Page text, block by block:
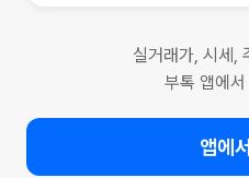
실거래가, 시세,
부톡 앱에
앱에